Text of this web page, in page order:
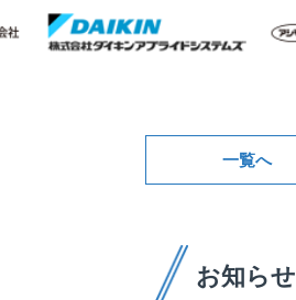
一覧へ
お知らせ